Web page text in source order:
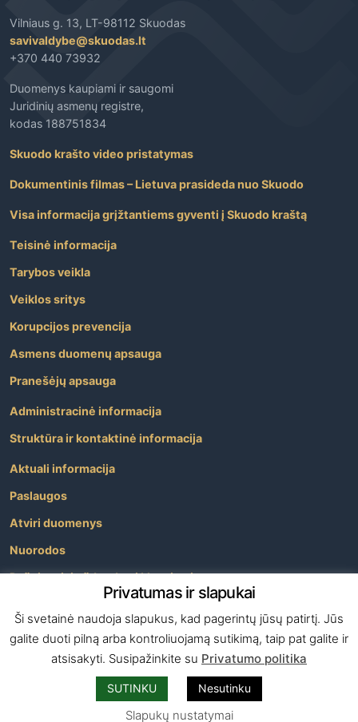
Vilniaus g. 13, LT-98112 Skuodas
savivaldybe@skuodas.lt
+370 440 73932
Duomenys kaupiami ir saugomi
Juridinių asmenų registre,
kodas 188751834
Skuodo krašto video pristatymas
Dokumentinis filmas – Lietuva prasideda nuo Skuodo
Visa informacija grįžtantiems gyventi į Skuodo kraštą
Teisinė informacija
Tarybos veikla
Veiklos sritys
Korupcijos prevencija
Asmens duomenų apsauga
Pranešėjų apsauga
Administracinė informacija
Struktūra ir kontaktinė informacija
Aktuali informacija
Paslaugos
Atviri duomenys
Nuorodos
Dažniausiai užduodami klausimai
2026 Visos teisės yra saugomos –Skuodo rajono
Privatumas ir slapukai
Ši svetainė naudoja slapukus, kad pagerintų jūsų patirtį. Jūs
galite duoti pilną arba kontroliuojamą sutikimą, taip pat galite ir
atsisakyti. Susipažinkite su Privatumo politika
SUTINKU Nesutinku
Slapukų nustatymai